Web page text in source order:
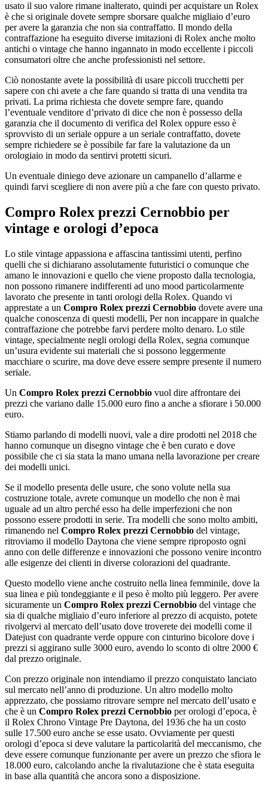
usato il suo valore rimane inalterato, quindi per acquistare un Rolex
è che si originale dovete sempre sborsare qualche migliaio d’euro
per avere la garanzia che non sia contraffatto. Il mondo della
contraffazione ha eseguito diverse imitazioni di Rolex anche molto
antichi o vintage che hanno ingannato in modo eccellente i piccoli
consumatori oltre che anche professionisti nel settore.
Ciò nonostante avete la possibilità di usare piccoli trucchetti per
sapere con chi avete a che fare quando si tratta di una vendita tra
privati. La prima richiesta che dovete sempre fare, quando
l’eventuale venditore d’privato di dice che non è possesso della
garanzia che il documento di verifica del Rolex oppure esso è
sprovvisto di un seriale oppure a un seriale contraffatto, dovete
sempre richiedere se è possibile far fare la valutazione da un
orologiaio in modo da sentirvi protetti sicuri.
Un eventuale diniego deve azionare un campanello d’allarme e
quindi farvi scegliere di non avere più a che fare con questo privato.
Compro Rolex prezzi Cernobbio per
vintage e orologi d’epoca
Lo stile vintage appassiona e affascina tantissimi utenti, perfino
quelli che si dichiarano assolutamente futuristici o comunque che
amano le innovazioni e quello che viene proposto dalla tecnologia,
non possono rimanere indifferenti ad uno mood particolarmente
lavorato che presente in tanti orologi della Rolex. Quando vi
apprestate a un Compro Rolex prezzi Cernobbio dovete avere una
qualche conoscenza di questi modelli, Per non incappare in qualche
contraffazione che potrebbe farvi perdere molto denaro. Lo stile
vintage, specialmente negli orologi della Rolex, segna comunque
un’usura evidente sui materiali che si possono leggermente
macchiare o scurire, ma dove deve essere sempre presente il numero
seriale.
Un Compro Rolex prezzi Cernobbio vuol dire affrontare dei
prezzi che variano dalle 15.000 euro fino a anche a sfiorare i 50.000
euro.
Stiamo parlando di modelli nuovi, vale a dire prodotti nel 2018 che
hanno comunque un disegno vintage che è ben curato e dove
possibile che ci sia stata la mano umana nella lavorazione per creare
dei modelli unici.
Se il modello presenta delle usure, che sono volute nella sua
costruzione totale, avrete comunque un modello che non è mai
uguale ad un altro perché esso ha delle imperfezioni che non
possono essere prodotti in serie. Tra modelli che sono molto ambiti,
rimanendo nel Compro Rolex prezzi Cernobbio del vintage,
ritroviamo il modello Daytona che viene sempre riproposto ogni
anno con delle differenze e innovazioni che possono venire incontro
alle esigenze dei clienti in diverse colorazioni del quadrante.
Questo modello viene anche costruito nella linea femminile, dove la
sua linea e più tondeggiante e il peso è molto più leggero. Per avere
sicuramente un Compro Rolex prezzi Cernobbio del vintage che
sia di qualche migliaio d’euro inferiore al prezzo di acquisto, potete
rivolgervi al mercato dell’usato dove troverete dei modelli come il
Datejust con quadrante verde oppure con cinturino bicolore dove i
prezzi si aggirano sulle 3000 euro, avendo lo sconto di oltre 2000 €
dal prezzo originale.
Con prezzo originale non intendiamo il prezzo conquistato lanciato
sul mercato nell’anno di produzione. Un altro modello molto
apprezzato, che possiamo ritrovare sempre nel mercato dell’usato e
che è un Compro Rolex prezzi Cernobbio per orologi d’epoca, è
il Rolex Chrono Vintage Pre Daytona, del 1936 che ha un costo
sulle 17.500 euro anche se esse usato. Ovviamente per questi
orologi d’epoca si deve valutare la particolarità del meccanismo, che
deve essere comunque funzionante per avere un prezzo che sfiora le
18.000 euro, calcolando anche la rivalutazione che è stata eseguita
in base alla quantità che ancora sono a disposizione.